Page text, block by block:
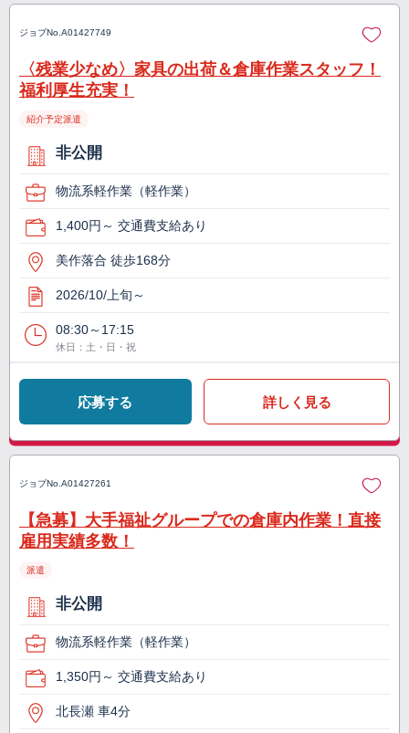
ジョブNo. A01427749
〈残業少なめ〉家具の出荷＆倉庫作業スタッフ！
福利厚生充実！
紹介予定派遣
非公開
物流系軽作業（軽作業）
1,400円～ 交通費支給あり
美作落合 徒歩168分
2026/10/上旬～
08:30～17:15
休日：土・日・祝
応募する 詳しく見る
ジョブNo. A01427261
【急募】大手福祉グループでの倉庫内作業！直接
雇用実績多数！
派遣
非公開
物流系軽作業（軽作業）
1,350円～ 交通費支給あり
北長瀬 車4分